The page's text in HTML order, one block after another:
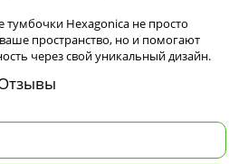
Hexagonica не просто
пространство, но и помогают
через свой уникальный дизайн.